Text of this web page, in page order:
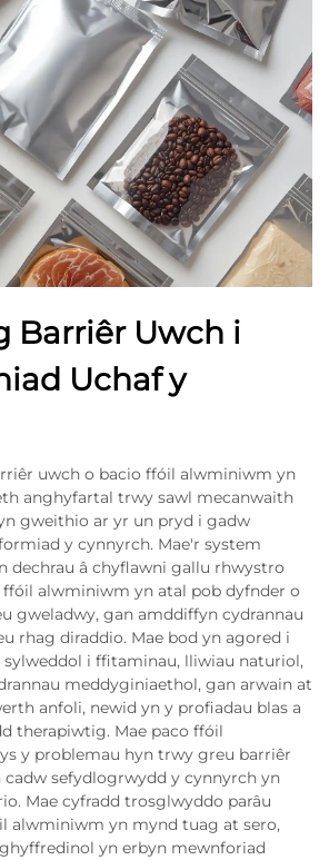
Barriêr Uwch i
Uchaf y
uwch o bacio ffóil alwminiwm yn
anghyfartal trwy sawl mecanwaith
gweithio ar yr un pryd i gadw
y cynnyrch. Mae'r system
dechrau â chyflawni gallu rhwystro
ffóil alwminiwm yn atal pob dyfnder o
gweladwy, gan amddiffyn cydrannau
rhag diraddio. Mae bod yn agored i
sylweddol i ffitaminau, lliwiau naturiol,
meddyginiaethol, gan arwain at
anfoli, newid yn y profiadau blas a
therapiwtig. Mae paco ffóil
y problemau hyn trwy greu barriêr
cadw sefydlogrwydd y cynnyrch yn
Mae cyfradd trosglwyddo parâu
alwminiwm yn mynd tuag at sero,
yn erbyn mewnforiad